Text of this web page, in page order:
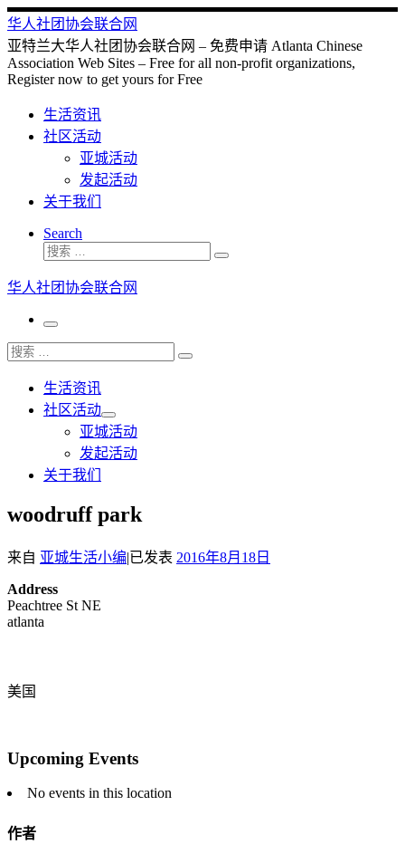
Skip
to
content
华人社团协会联合网
亚特兰大华人社团协会联合网 – 免费申请 Atlanta Chinese
Association Web Sites – Free for all non-profit organizations,
Register now to get yours for Free
生活资讯
社区活动
亚城活动
发起活动
关于我们
Search
搜
华人社团协会联合网
搜
生活资讯
社区活动
亚城活动
发起活动
关于我们
woodruff park
来自 亚城生活小编|已发表 2016年8月18日
Address
Peachtree St NE
atlanta
美国
Upcoming Events
No events in this location
作者